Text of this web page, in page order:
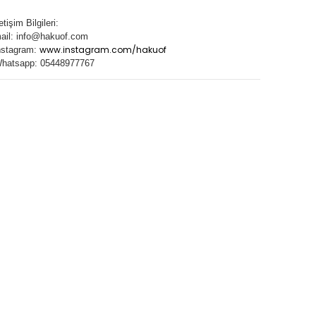
Bilgileri:
info@hakuof.com
www.instagram.com/hakuof
05448977767